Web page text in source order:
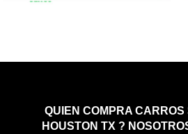
QUIEN COMPRA CARROS
HOUSTON TX ?